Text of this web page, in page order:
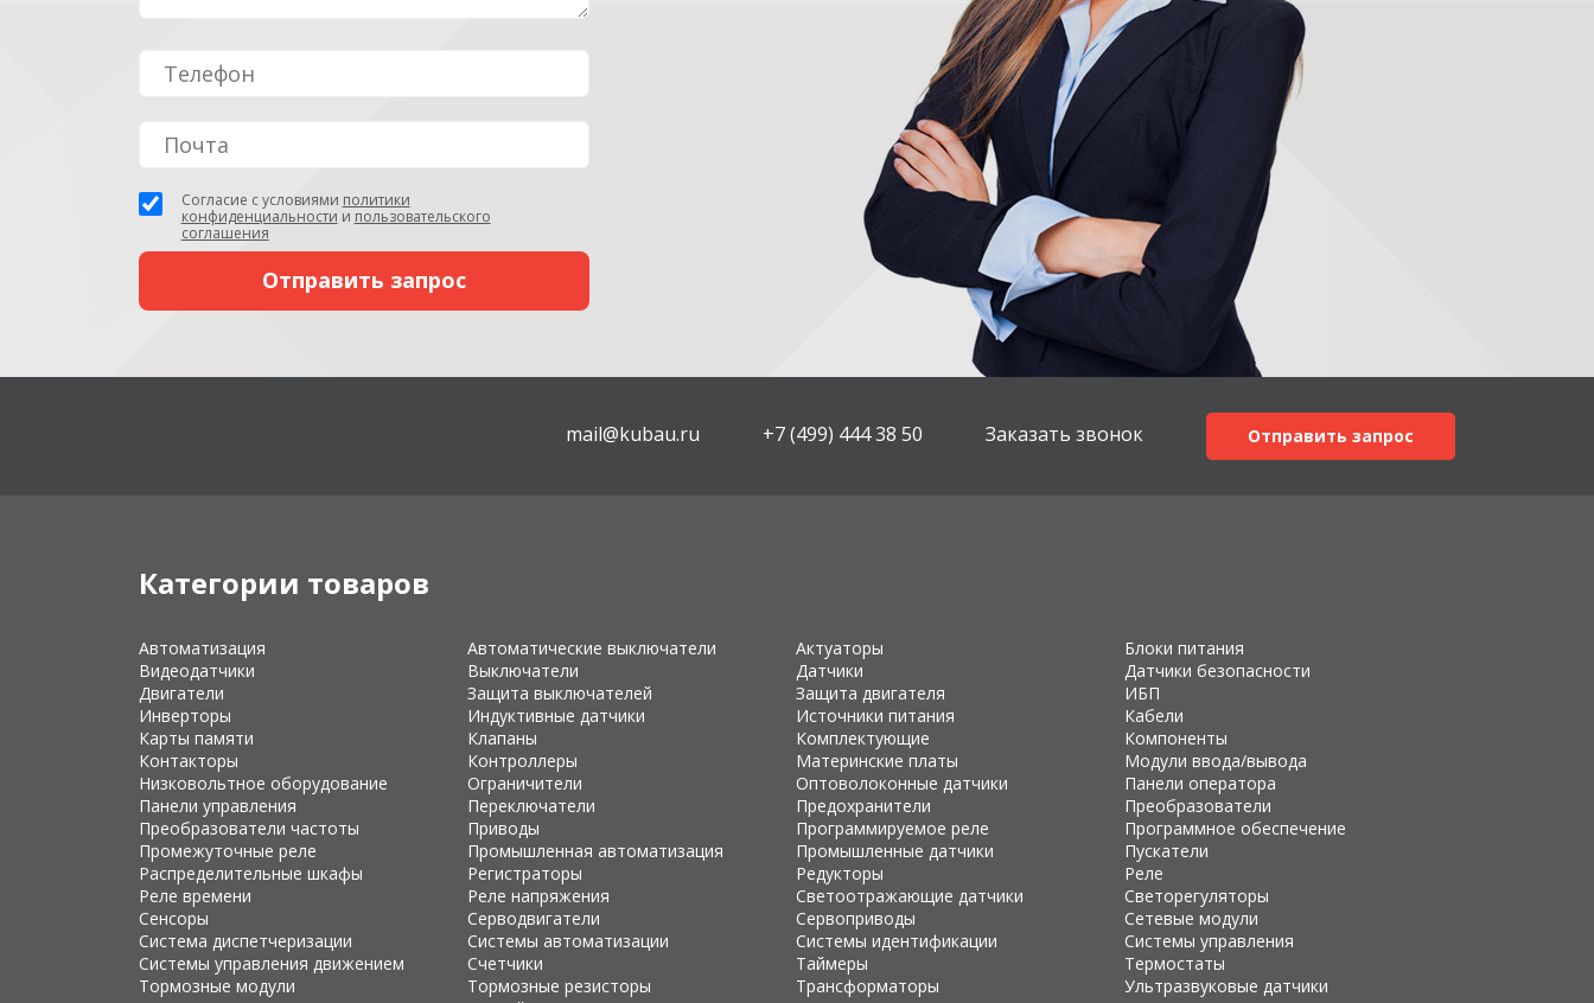
Согласие с условиями политики
конфиденциальности и пользовательского
соглашения
mail@kubau.ru +7 (499) 444 38 50 Заказать звонок Отправить запрос
Категории товаров
Автоматизация Автоматические выключатели Актуаторы
Блоки питания
Видеодатчики
Выключатели Датчики
Датчики безопасности
Двигатели
Защита выключателей Защита двигателя
ИБП
Инверторы
Индуктивные датчики Источники питания
Кабели
Карты памяти
Клапаны Комплектующие
Компоненты
Контакторы
Контроллеры Материнские платы
Модули ввода/вывода
Низковольтное оборудование
Ограничители Оптоволоконные датчики
Панели оператора
Панели управления
Переключатели Предохранители
Преобразователи
Преобразователи частоты
Приводы Программируемое реле
Программное обеспечение
Промежуточные реле
Промышленная автоматизация Промышленные датчики
Пускатели
Распределительные шкафы
Регистраторы Редукторы
Реле
Реле времени
Реле напряжения Светоотражающие датчики
Светорегуляторы
Сенсоры
Серводвигатели Сервоприводы
Сетевые модули
Система диспетчеризации
Системы автоматизации Системы идентификации
Системы управления
Системы управления движением
Счетчики Таймеры
Термостаты
Тормозные модули
Тормозные резисторы Трансформаторы
Ультразвуковые датчики